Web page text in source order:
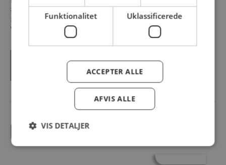
#PANDEKAGER - #VAFLER - #CHURROS -
#EMBALLAGE - #FREEFROM (#Glutenfri,
Vegan, ØKO, laktosefri)
SE MERE OM CAREFOOD
FLERE PRODUKTER
Funktionalitet Uklassificerede
ACCEPTER ALLE
AFVIS ALLE
VIS DETALJER